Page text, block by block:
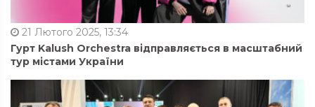
21 Лютого 2025, 13:34
Гурт Kalush Orchestra відправляється в масштабний
тур містами України